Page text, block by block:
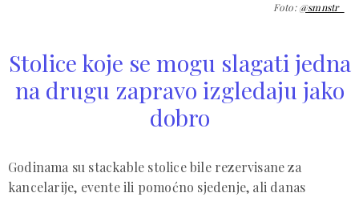
Foto:@smnstr_
Stolice koje se mogu slagati jedna
na drugu zapravo izgledaju jako
dobro
Godinama su stackable stolice bile rezervisane za
kancelarije, evente ili pomoćno sjedenje, ali danas